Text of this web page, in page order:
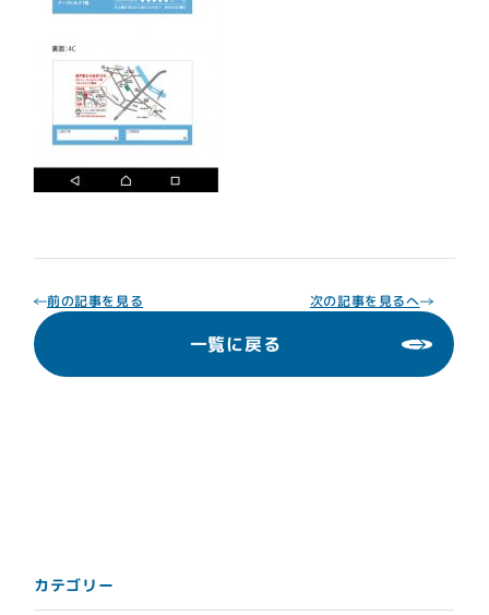
予防歯科
インプラント
入れ歯(義歯)
コンティースに
よる入れ歯治療
歯科外来
お知らせ
前の記事を見る
一覧に戻る
次の記事を見るへ
カテゴリー